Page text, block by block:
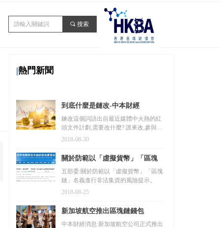
끠 搜索
|熱門新聞
到底什麼是鏈改-中本財經
鍊改這個詞語出自最近媒體中火熱的紅
頭文件計劃,需要改什麼? 誰來改,參與方
是誰,他在實際運作過程中是媒體鏈媒,是
2018-08-30
關於防範以「虛擬貨幣」「區塊
鏈」名義進行非法集資的風險提示
五部委:關於防範以「虛擬貨幣」「區塊
鏈」名義進行非法集資的風險提示。
2018-08-25
新加坡航空推出區塊鏈錢包
KrisPay,用里程數兌換數字貨幣
中本財經消息:新加坡航空公司正式推出